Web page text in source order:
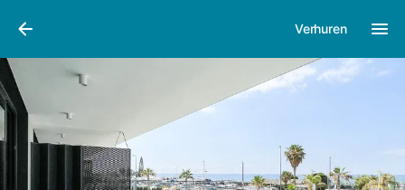
Verhuren
Afbeeldingen